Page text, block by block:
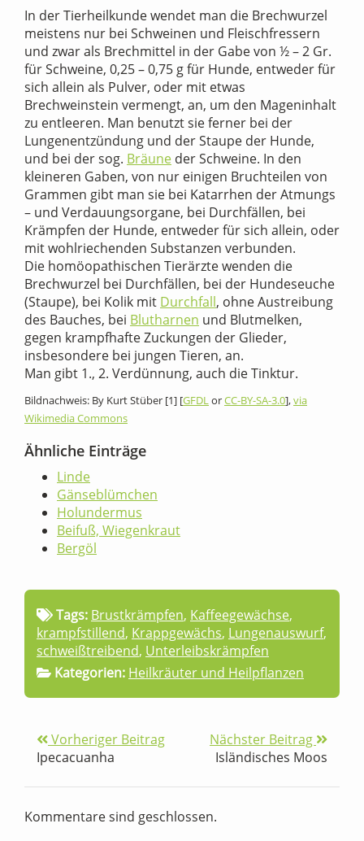
In der Tierheilkunde wendet man die Brechwurzel
meistens nur bei Schweinen und Fleischfressern
und zwar als Brechmittel in der Gabe von ½ – 2 Gr.
für Schweine, 0,25 – 0,75 g für Hunde, entweder für
sich allein als Pulver, oder mit etwas
Brechweinstein vermengt, an, um den Mageninhalt
zu entleeren. Man benutzt sie ferner bei der
Lungenentzündung und der Staupe der Hunde,
und bei der sog. Bräune der Schweine. In den
kleineren Gaben, von nur einigen Bruchteilen von
Grammen gibt man sie bei Katarrhen der Atmungs
– und Verdauungsorgane, bei Durchfällen, bei
Krämpfen der Hunde, entweder für sich allein, oder
mit wohlriechenden Substanzen verbunden.
Die homöopathischen Tierärzte wenden die
Brechwurzel bei Durchfällen, bei der Hundeseuche
(Staupe), bei Kolik mit Durchfall, ohne Austreibung
des Bauches, bei Blutharnen und Blutmelken,
gegen krampfhafte Zuckungen der Glieder,
insbesondere bei jungen Tieren, an.
Man gibt 1., 2. Verdünnung, auch die Tinktur.
Bildnachweis: By Kurt Stüber [1] [GFDLorCC-BY-SA-3.0],via
Wikimedia Commons
Ähnliche Einträge
Linde
Gänseblümchen
Holundermus
Beifuß, Wiegenkraut
Bergöl
Tags: Brustkrämpfen, Kaffeegewächse,
krampfstillend, Krappgewächs, Lungenauswurf,
schweißtreibend, Unterleibskrämpfen
Kategorien: Heilkräuter und Heilpflanzen
Vorheriger Beitrag
Ipecacuanha
Nächster Beitrag
Isländisches Moos
Kommentare sind geschlossen.